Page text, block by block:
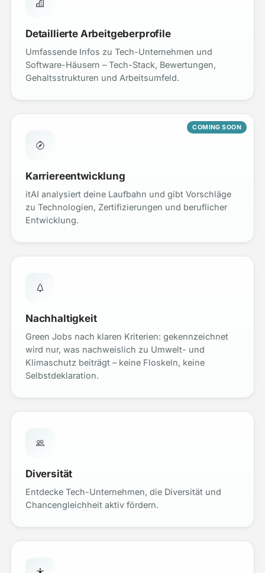
Detaillierte Arbeitgeberprofile
Umfassende Infos zu Tech-Unternehmen und
Software-Häusern – Tech-Stack, Bewertungen,
Gehaltsstrukturen und Arbeitsumfeld.
COMING SOON
Karriereentwicklung
itAI analysiert deine Laufbahn und gibt Vorschläge
zu Technologien, Zertifizierungen und beruflicher
Entwicklung.
Nachhaltigkeit
Green Jobs nach klaren Kriterien: gekennzeichnet
wird nur, was nachweislich zu Umwelt- und
Klimaschutz beiträgt – keine Floskeln, keine
Selbstdeklaration.
Diversität
Entdecke Tech-Unternehmen, die Diversität und
Chancengleichheit aktiv fördern.